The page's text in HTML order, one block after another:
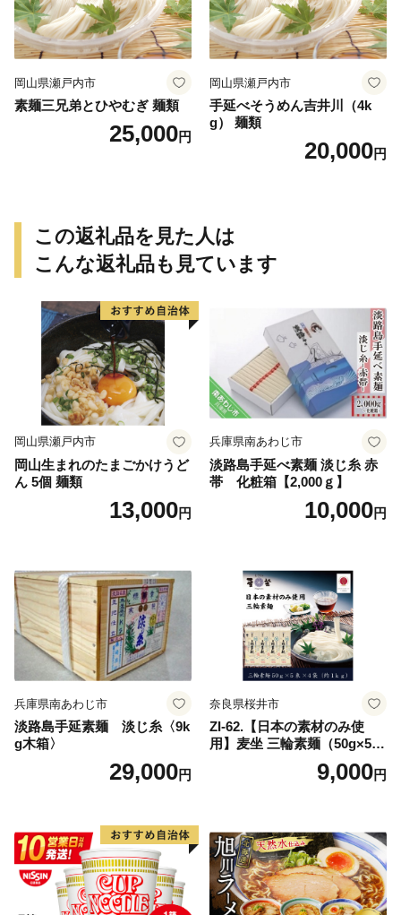
岡山県瀬戸内市
素麺三兄弟とひやむぎ 麺類
25,000円
岡山県瀬戸内市
手延べそうめん吉井川（4k
g） 麺類
20,000円
この返礼品を見た人は
こんな返礼品も見ています
岡山県瀬戸内市
岡山生まれのたまごかけうど
ん 5個 麺類
13,000円
兵庫県南あわじ市
淡路島手延べ素麺 淡じ糸 赤
帯 化粧箱【2,000ｇ】
10,000円
兵庫県南あわじ市
淡路島手延素麺 淡じ糸〈9k
g木箱〉
29,000円
奈良県桜井市
ZI-62.【日本の素材のみ使
用】麦坐 三輪素麺（50g×5束
9,000円